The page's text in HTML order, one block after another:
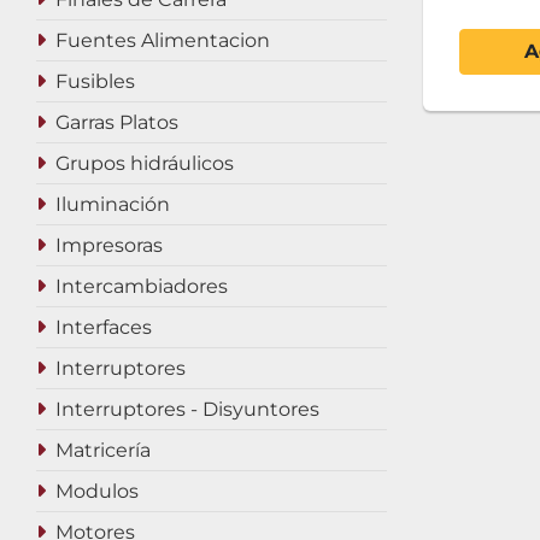
Fuentes Alimentacion
Fusibles
Garras Platos
Grupos hidráulicos
Iluminación
Impresoras
Intercambiadores
Interfaces
Interruptores
Interruptores - Disyuntores
Matricería
Modulos
Motores